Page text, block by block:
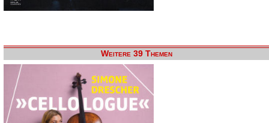
Weitere 39 Themen